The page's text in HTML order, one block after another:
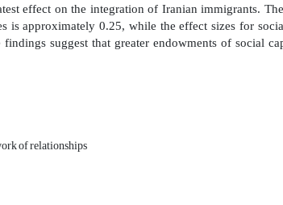
effect on the integration of Iranian immigrants.
is approximately 0.25, while the effect sizes for
suggest that greater endowments of social
of relationships